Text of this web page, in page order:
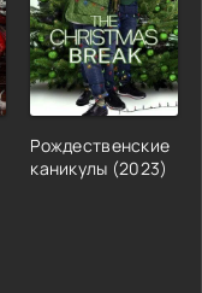
Рождественские
каникулы (2023)